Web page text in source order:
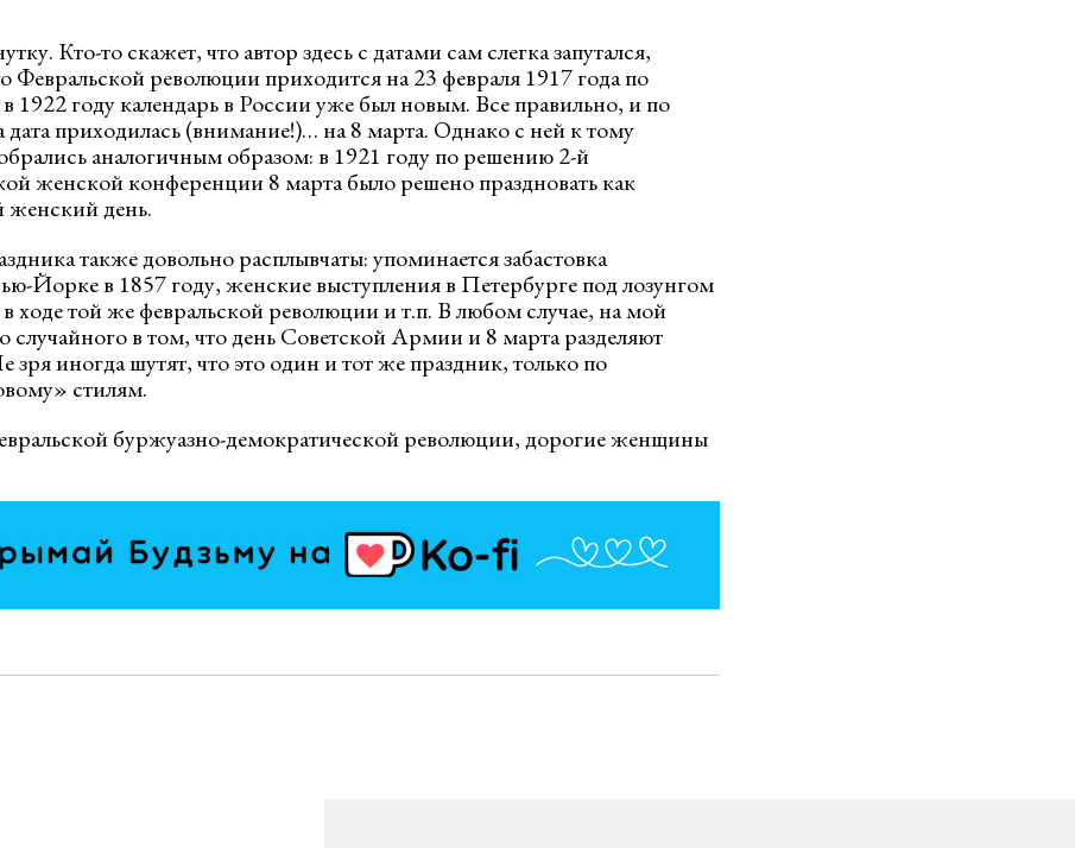
Кто-то скажет, что автор здесь с датами сам слегка запутался,
Февральской революции приходится на 23 февраля 1917 года по
1922 году календарь в России уже был новым. Все правильно, и по
дата приходилась (внимание!)… на 8 марта. Однако с ней к тому
аналогичным образом: в 1921 году по решению 2-й
женской конференции 8 марта было решено праздновать как
день.
также довольно расплывчаты: упоминается забастовка
Йорке в 1857 году, женские выступления в Петербурге под лозунгом
ходе той же февральской революции и т.п. В любом случае, на мой
случайного в том, что день Советской Армии и 8 марта разделяют
зря иногда шутят, что это один и тот же праздник, только по
стилям.
буржуазно-демократической революции, дорогие женщины